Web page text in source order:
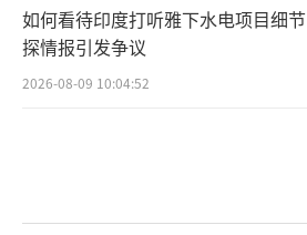
如何看待印度打听雅下水电项目细
探情报引发争议
2026-08-09 10:04:52